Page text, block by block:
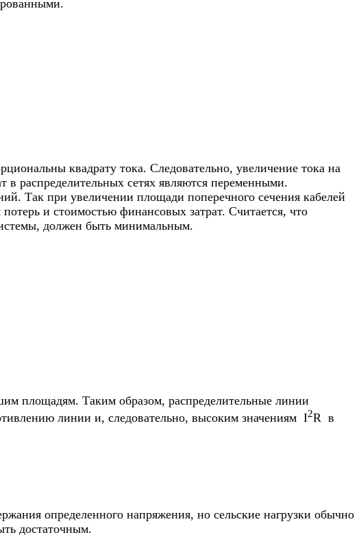
квадрату тока. Следовательно, увеличение тока на
в распределительных сетях являются переменными.
Так при увеличении площади поперечного сечения кабелей
и стоимостью финансовых затрат. Считается, что
должен быть минимальным.
площадям. Таким образом, распределительные линии
линии и, следовательно, высоким значениям I2R в
определенного напряжения, но сельские нагрузки обычно
достаточным.